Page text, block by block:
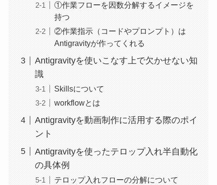
①作業フローを因数分解するイメージを
持つ
②作業指示（コードやプロンプト）は
Antigravityが作ってくれる
Antigravityを使いこなす上で欠かせない知
識
Skillsについて
workflowとは
Antigravityを動画制作に活用する際のポイ
ント
Antigravityを使ったテロップ入れ半自動化
の具体例
テロップ入れフローの分解について